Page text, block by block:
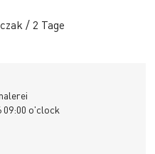
/ 2 Tage
09:00 o'clock